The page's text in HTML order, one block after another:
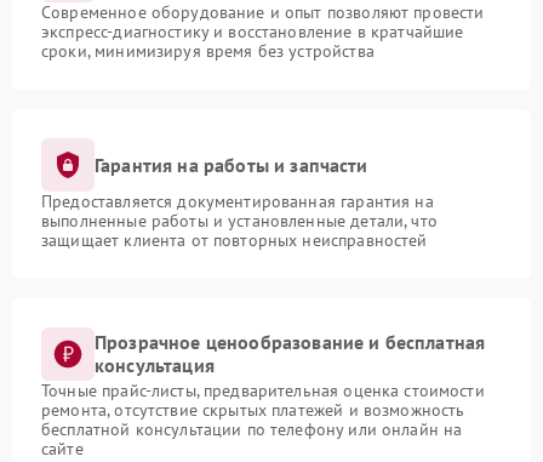
Современное оборудование и опыт позволяют провести
экспресс-диагностику и восстановление в кратчайшие
сроки, минимизируя время без устройства
Гарантия на работы и запчасти
Предоставляется документированная гарантия на
выполненные работы и установленные детали, что
защищает клиента от повторных неисправностей
Прозрачное ценообразование и бесплатная
консультация
Точные прайс-листы, предварительная оценка стоимости
ремонта, отсутствие скрытых платежей и возможность
бесплатной консультации по телефону или онлайн на
сайте